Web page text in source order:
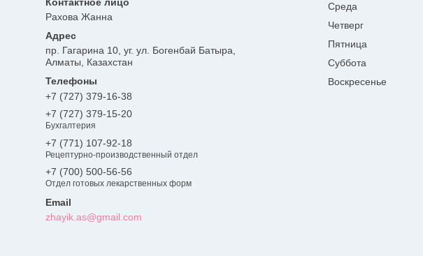
Рахова Жанна
пр. Гагарина 10, уг. ул. Богенбай Батыра,
Алматы, Казахстан
+7 (727) 379-16-38
+7 (727) 379-15-20
Бухгалтерия
+7 (771) 107-92-18
Рецептурно-производственный отдел
+7 (700) 500-56-56
Отдел готовых лекарственных форм
zhayik.as@gmail.com
Среда
Четверг
Пятница
Суббота
Воскресенье